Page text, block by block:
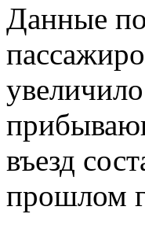
Данные
въезд
прошлом